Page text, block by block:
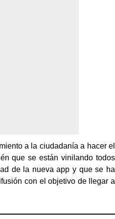
a la ciudadanía a hacer el
que se están vinilando todos
de la nueva app y que se ha
con el objetivo de llegar a